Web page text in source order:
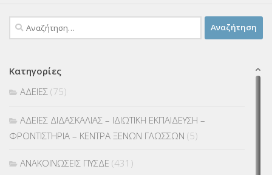
Αναζήτηση
για:
Κατηγορίες
ΑΔΕΙΕΣ (75)
ΑΔΕΙΕΣ ΔΙΔΑΣΚΑΛΙΑΣ – ΙΔΙΩΤΙΚΗ ΕΚΠΑΙΔΕΥΣΗ –
ΦΡΟΝΤΙΣΤΗΡΙΑ – ΚΕΝΤΡΑ ΞΕΝΩΝ ΓΛΩΣΣΩΝ (5)
ΑΝΑΚΟΙΝΩΣΕΙΣ ΠΥΣΔΕ (431)